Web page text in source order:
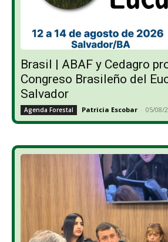
Brasil | ABAF y Cedagro
Congreso Brasileño del
Salvador
Agenda Forestal Patricia Escobar - 05/08/